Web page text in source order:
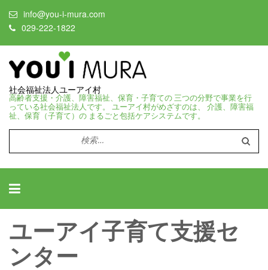
info@you-i-mura.com
029-222-1822
社会福祉法人ユーアイ村
高齢者支援・介護、障害福祉、保育・子育ての 三つの分野で事業を行
っている社会福祉法人です。 ユーアイ村がめざすのは、 介護、障害福
祉、保育（子育て）の まるごと包括ケアシステムです。
検
索:
ユーアイ子育て支援セ
ンター